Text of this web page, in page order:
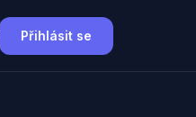
Přihlásit se